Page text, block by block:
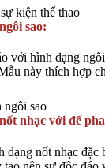
sao:
với hình dạng
này thích hợp
nhạc với đế
dạng nốt nhạc đặc